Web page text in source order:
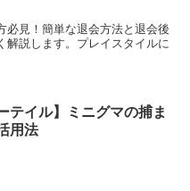
必見！簡単な退会方法と退会後
解説します。プレイスタイルに
テイル】ミニグマの捕ま
用法